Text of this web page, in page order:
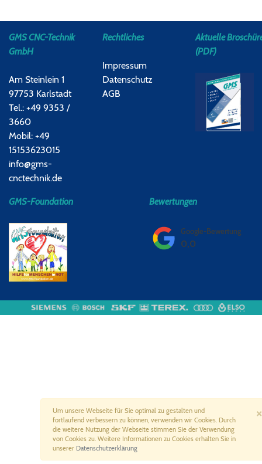
GMS CNC-Technik
GmbH
Am Steinlein 1
97753 Karlstadt
Tel.: +49 9353 /
3660
Mobil: +49
15153623015
info@gms-
cnctechnik.de
Rechtliches
Impressum
Datenschutz
AGB
Aktuelle
(PDF)
GMS-Foundation Bewertungen
Google-Bewertung
0,0
Um unsere Webseite für Sie optimal zu gestalten und
fortlaufend verbessern zu können, verwenden wir Cookies. Durch
die weitere Nutzung der Webseite stimmen Sie der Verwendung
von Cookies zu. Weitere Informationen zu Cookies erhalten Sie in
unserer Datenschutzerklärung
×